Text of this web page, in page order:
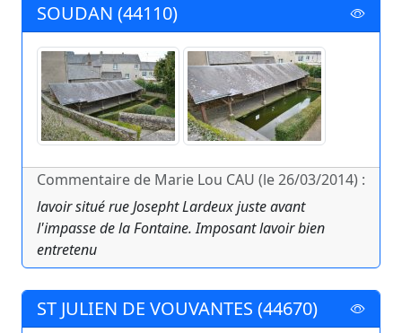
SOUDAN (44110)
Commentaire de Marie Lou CAU (le 26/03/2014) :
lavoir situé rue Josepht Lardeux juste avant
l'impasse de la Fontaine. Imposant lavoir bien
entretenu
ST JULIEN DE VOUVANTES (44670)